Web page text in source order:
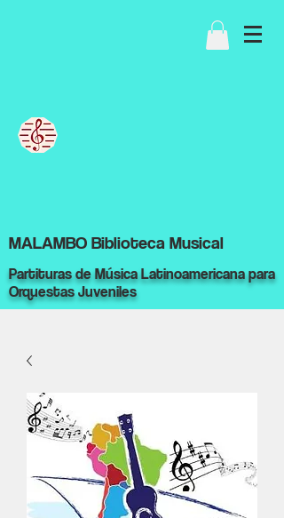
MALAMBO Biblioteca Musical
Partituras de Música Latinoamericana para
Orquestas Juveniles